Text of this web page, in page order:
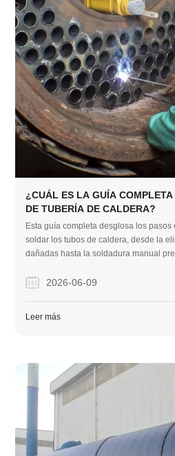
¿CUÁL ES LA GUÍA
DE TUBERÍA DE CALDERA?
Esta guía completa desglosa los
soldar los tubos de caldera, desde la
dañadas hasta la soldadura manual
seguridad del sistema, evitar paradas
2026-06-09
Leer más